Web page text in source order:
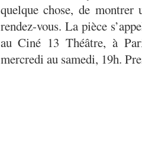
quelque chose, de montrer
rendez-vous. La pièce
au Ciné 13 Théâtre, à
mercredi au samedi, 19h.